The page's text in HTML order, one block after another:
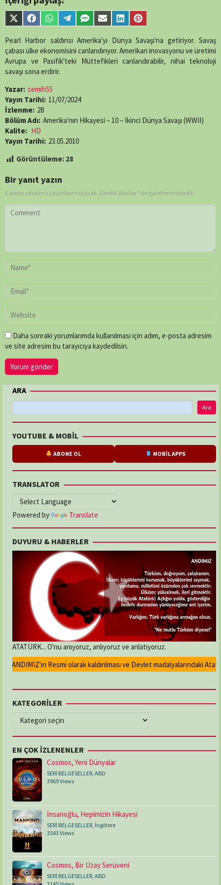
content/themes/muvipro/template-
parts/content-
single-
line 89
Share
on
X
(Twitter)
Share
on
Facebook
Share
on
WhatsApp
Share
on
Telegram
Share
on
SMS
Share
on
Email
Share
on
LinkedIn
Share
on
Pinterest
Pearl Harbor saldırısı Amerika'yı Dünya Savaşı'na getiriyor. Savaş
çabası ülke ekonomisini canlandırıyor. Amerikan inovasyonu ve üretimi
Avrupa ve Pasifik'teki Müttefikleri canlandırabilir, nihai teknoloji
savaşı sona erdirir.
Yazar: semih55
Yayın Tarihi: 11/07/2024
İzlenme: 28
Bölüm Adı: Amerika'nın Hikayesi – 10 – İkinci Dünya Savaşı (WWII)
Kalite: HD
Yayın Tarihi: 23.05.2010
Görüntüleme: 28
Bir yanıt yazın
E-posta adresiniz yayınlanmayacak. Gerekli alanlar * ile işaretlenmişlerdir
Daha sonraki yorumlarımda kullanılması için adım, e-posta adresim
ve site adresim bu tarayıcıya kaydedilsin.
ARA
Ara
YOUTUBE & MOBİL
ABONE OL MOBİL APPS
TRANSLATOR
Powered by Translate
DUYURU & HABERLER
ATATÜRK... O'nu anıyoruz, anlıyoruz ve anlatıyoruz.
ANDIMIZ'ın Resmi olarak kaldırılması ve Devlet madalyalarındaki
KATEGORİLER
KATEGORİLER
EN ÇOK İZLENENLER
Cosmos, Yeni Dünyalar
SERİ BELGESELLER, ABD
3969 Views
İnsanoğlu, Hepimizin Hikayesi
SERİ BELGESELLER, İngiltere
3543 Views
Cosmos, Bir Uzay Serüveni
SERİ BELGESELLER ABD